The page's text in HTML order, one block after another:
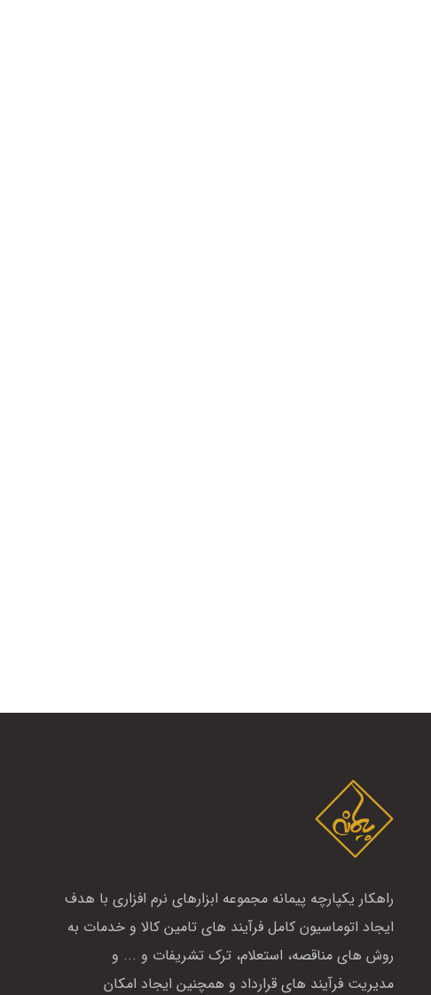
راهکار یکپارچه پیمانه مجموعه ابزارهای نرم افزاری با هدف
ایجاد اتوماسیون کامل فرآیند های تامین کالا و خدمات به
روش های مناقصه، استعلام، ترک تشریفات و ... و
مدیریت فرآیند های قرارداد و همچنین ایجاد امکان